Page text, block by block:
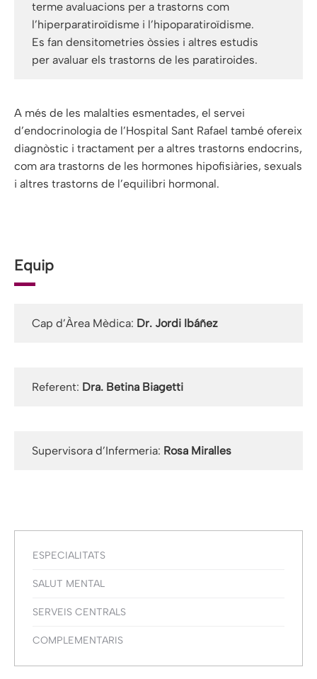
terme avaluacions per a trastorns com
l’hiperparatiroïdisme i l’hipoparatiroïdisme.
Es fan densitometries òssies i altres estudis
per avaluar els trastorns de les paratiroides.
A més de les malalties esmentades, el servei
d’endocrinologia de l’Hospital Sant Rafael també ofereix
diagnòstic i tractament per a altres trastorns endocrins,
com ara trastorns de les hormones hipofisiàries, sexuals
i altres trastorns de l’equilibri hormonal.
Equip
Cap d’Àrea Mèdica: Dr. Jordi Ibáñez
Referent: Dra. Betina Biagetti
Supervisora d’Infermeria: Rosa Miralles
ESPECIALITATS
SALUT MENTAL
SERVEIS CENTRALS
COMPLEMENTARIS